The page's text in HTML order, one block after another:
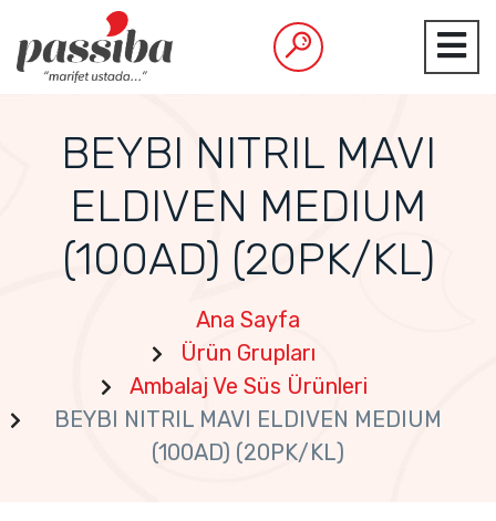
BEYBI NITRIL MAVI
ELDIVEN MEDIUM
(100AD) (20PK/KL)
Ana Sayfa
Ürün Grupları
Ambalaj Ve Süs Ürünleri
BEYBI NITRIL MAVI ELDIVEN MEDIUM
(100AD) (20PK/KL)